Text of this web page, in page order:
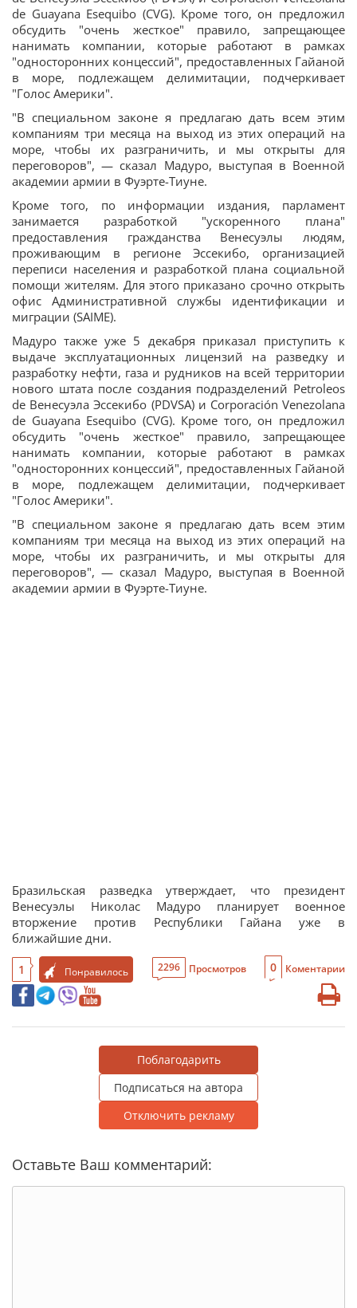
de Guayana Esequibo (CVG). Кроме того, он предложил
обсудить "очень жесткое" правило, запрещающее
нанимать компании, которые работают в рамках
"односторонних концессий", предоставленных Гайаной
в море, подлежащем делимитации, подчеркивает
"Голос Америки".
"В специальном законе я предлагаю дать всем этим
компаниям три месяца на выход из этих операций на
море, чтобы их разграничить, и мы открыты для
переговоров", — сказал Мадуро, выступая в Военной
академии армии в Фуэрте-Тиуне.
Кроме того, по информации издания, парламент
занимается разработкой "ускоренного плана"
предоставления гражданства Венесуэлы людям,
проживающим в регионе Эссекибо, организацией
переписи населения и разработкой плана социальной
помощи жителям. Для этого приказано срочно открыть
офис Административной службы идентификации и
миграции (SAIME).
Мадуро также уже 5 декабря приказал приступить к
выдаче эксплуатационных лицензий на разведку и
разработку нефти, газа и рудников на всей территории
нового штата после создания подразделений Petroleos
de Венесуэла Эссекибо (PDVSA) и Corporación Venezolana
de Guayana Esequibo (CVG). Кроме того, он предложил
обсудить "очень жесткое" правило, запрещающее
нанимать компании, которые работают в рамках
"односторонних концессий", предоставленных Гайаной
в море, подлежащем делимитации, подчеркивает
"Голос Америки".
"В специальном законе я предлагаю дать всем этим
компаниям три месяца на выход из этих операций на
море, чтобы их разграничить, и мы открыты для
переговоров", — сказал Мадуро, выступая в Военной
академии армии в Фуэрте-Тиуне.
Бразильская разведка утверждает, что президент
Венесуэлы Николас Мадуро планирует военное
вторжение против Республики Гайана уже в
ближайшие дни.
1 Понравилось 2296 Просмотров 0 Коментарии
Поблагодарить
Подписаться на автора
Отключить рекламу
Оставьте Ваш комментарий: